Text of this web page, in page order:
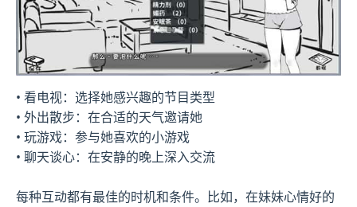
• 看电视：选择她感兴趣的节目类型
• 外出散步：在合适的天气邀请她
• 玩游戏：参与她喜欢的小游戏
• 聊天谈心：在安静的晚上深入交流
每种互动都有最佳的时机和条件。比如，在妹妹心情好的